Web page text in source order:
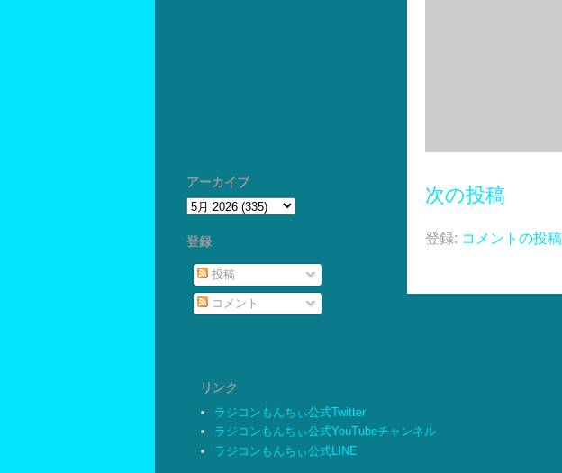
次の投稿
登録: コメントの投
アーカイブ
登録
投稿
コメント
リンク
ラジコンもんちぃ公式Twitter
ラジコンもんちぃ公式YouTubeチャンネル
ラジコンもんちぃ公式LINE